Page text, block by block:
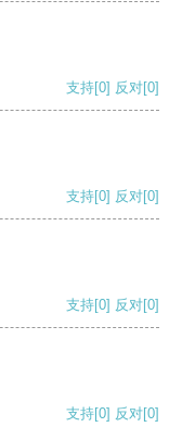
支持[0] 反对[0]
支持[0] 反对[0]
支持[0] 反对[0]
支持[0] 反对[0]